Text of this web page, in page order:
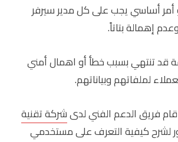
أمر أساسي يجب على كل مدير سيرفر
إهمالة بتاتاً.
قد تنتهي بسبب خطأ أو اهمال أمني
لملفاتهم وبياناتهم.
فريق الدعم الفني لدىشركة تقنية
لشرح كيفية التعرف على مستخدمي